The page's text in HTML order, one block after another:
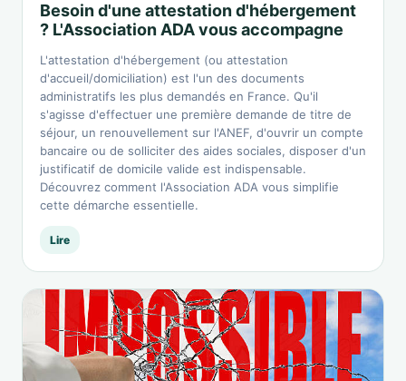
Besoin d'une attestation d'hébergement
? L'Association ADA vous accompagne
L'attestation d'hébergement (ou attestation
d'accueil/domiciliation) est l'un des documents
administratifs les plus demandés en France. Qu'il
s'agisse d'effectuer une première demande de titre de
séjour, un renouvellement sur l'ANEF, d'ouvrir un compte
bancaire ou de solliciter des aides sociales, disposer d'un
justificatif de domicile valide est indispensable.
Découvrez comment l'Association ADA vous simplifie
cette démarche essentielle.
Lire